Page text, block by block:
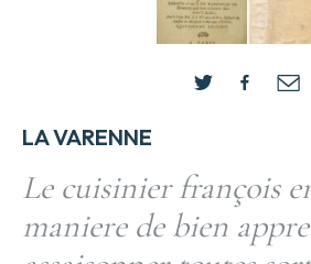
LA VARENNE
Le cuisinier françois
maniere de bien